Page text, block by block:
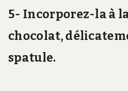
5- Incorporez-la à
chocolat,
spatule.